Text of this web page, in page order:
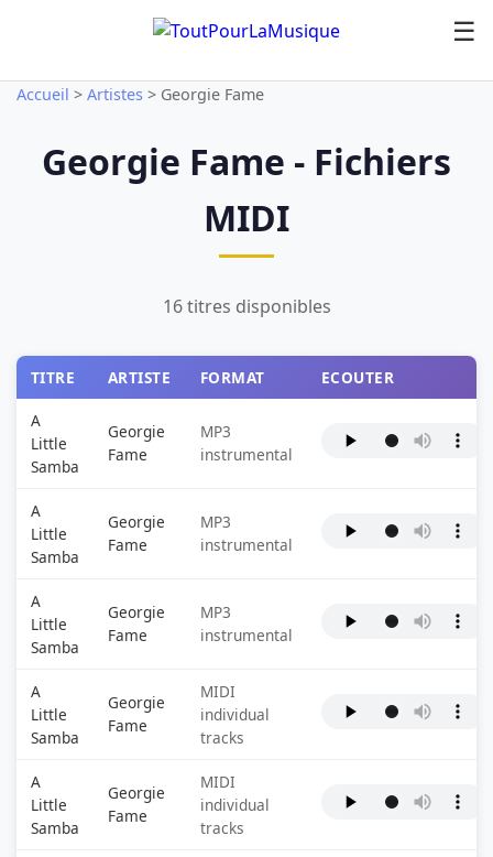
☰
Accueil > Artistes > Georgie Fame
Georgie Fame - Fichiers
MIDI
16 titres disponibles
TITRE ARTISTE FORMAT ECOUTER
A
Little
Samba
Georgie
Fame
MP3
instrumental
A
Little
Samba
Georgie
Fame
MP3
instrumental
A
Little
Samba
Georgie
Fame
MP3
instrumental
A
Little
Samba
Georgie
Fame
MIDI
individual
tracks
A
Little
Samba
Georgie
Fame
MIDI
individual
tracks